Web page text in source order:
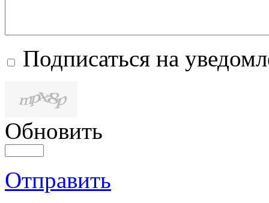
Подписаться на
Обновить
Отправить